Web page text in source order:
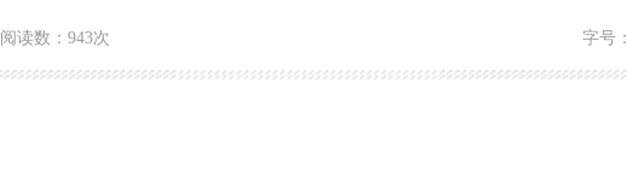
阅读数： 943次 字号：